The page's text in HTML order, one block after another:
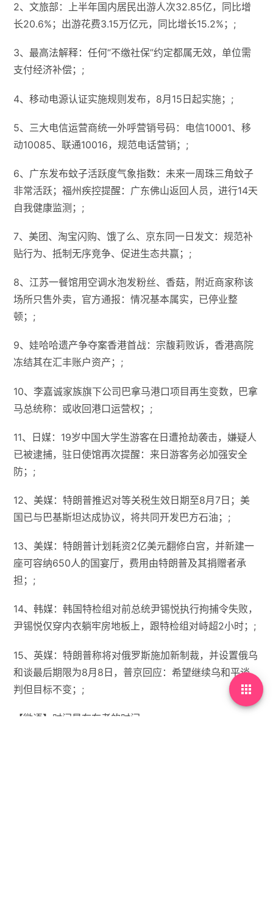
2、文旅部：上半年国内居民出游人次32.85亿，同比增
长20.6%；出游花费3.15万亿元，同比增长15.2%；;
3、最高法解释：任何“不缴社保”约定都属无效，单位需
支付经济补偿；;
4、移动电源认证实施规则发布，8月15日起实施；;
5、三大电信运营商统一外呼营销号码：电信10001、移
动10085、联通10016，规范电话营销；;
6、广东发布蚊子活跃度气象指数：未来一周珠三角蚊子
非常活跃；福州疾控提醒：广东佛山返回人员，进行14天
自我健康监测；;
7、美团、淘宝闪购、饿了么、京东同一日发文：规范补
贴行为、抵制无序竞争、促进生态共赢；;
8、江苏一餐馆用空调水泡发粉丝、香菇，附近商家称该
场所只售外卖，官方通报：情况基本属实，已停业整
顿；;
9、娃哈哈遗产争夺案香港首战：宗馥莉败诉，香港高院
冻结其在汇丰账户资产；;
10、李嘉诚家族旗下公司巴拿马港口项目再生变数​​，巴拿
马总统称：或收回港口运营权；;
11、日媒：19岁中国大学生游客在日遭抢劫袭击，嫌疑人
已被逮捕，驻日使馆再次提醒：来日游客务必加强安全
防；;
12、美媒：特朗普推迟对等关税生效日期至8月7日；美
国已与巴基斯坦达成协议，将共同开发巴方石油；;
13、美媒：特朗普计划耗资2亿美元翻修白宫，并新建一
座可容纳650人的国宴厅，费用由特朗普及其捐赠者承
担；;
14、韩媒：韩国特检组对前总统尹锡悦执行拘捕令失败，
尹锡悦仅穿内衣躺牢房地板上，跟特检组对峙超2小时；;
15、英媒：特朗普称将对俄罗斯施加新制裁，并设置俄乌
和谈最后期限为8月8日，普京回应：希望继续乌和平谈
判但目标不变；;
【微语】时间是存在者的时间。
